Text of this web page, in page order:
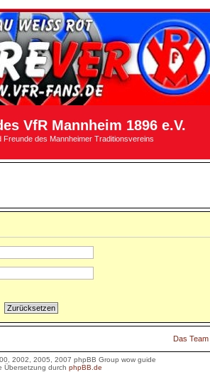
VfR Mannheim 1896 e.V.
Freunde des Mannheimer Traditionsvereins
Das Team
2002, 2005, 2007 phpBB Group wow guide
Übersetzung durchphpBB.de